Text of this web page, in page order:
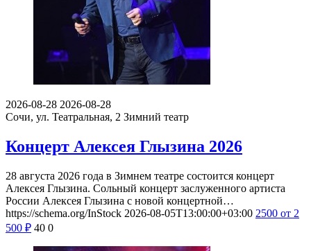
2026-08-28 2026-08-28
Сочи, ул. Театральная, 2 Зимний театр
Концерт Алексея Глызина 2026
28 августа 2026 года в Зимнем театре состоится концерт
Алексея Глызина. Сольный концерт заслуженного артиста
России Алексея Глызина с новой концертной…
https://schema.org/InStock 2026-08-05T13:00:00+03:00 2500 от 2
500 ₽ 40 0